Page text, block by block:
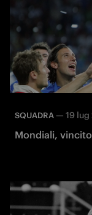
SQUADRA — 19
Mondiali,